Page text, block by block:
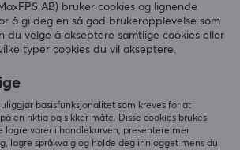
Blaze Musematte
10 mo. ago
Camper
AB) bruker cookies og lignende
å gi deg en så god brukeropplevelse som
du velge å akseptere samtlige cookies eller
typer cookies du vil akseptere.
basisfunksjonalitet som kreves for at
en riktig og sikker måte. Disse cookies brukes
lagre varer i handlekurven, presentere mer
lagre språkvalg og holde deg innlogget mens du